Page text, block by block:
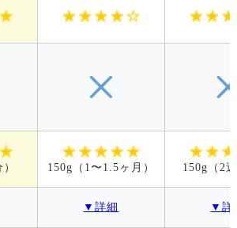
150g（1〜1.5ヶ月） 150g（2
▼詳細 ▼詳